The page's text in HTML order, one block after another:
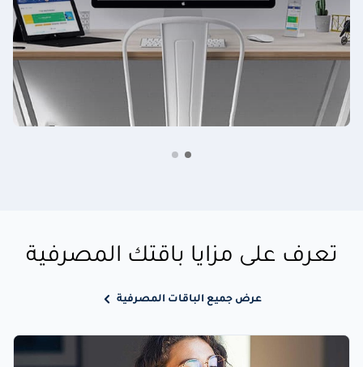
تعرف على مزايا باقتك المصرفية
عرض جميع الباقات المصرفية